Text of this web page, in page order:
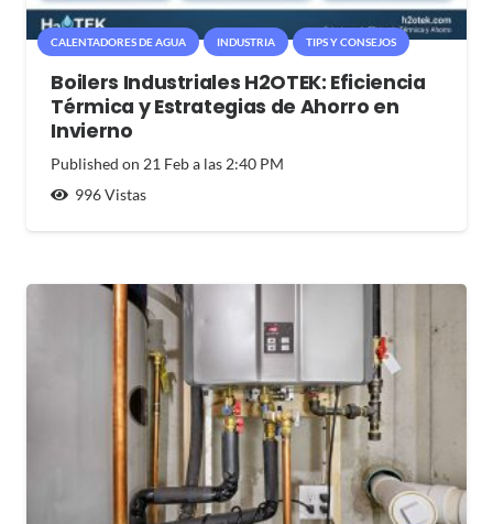
CALENTADORES DE AGUA INDUSTRIA TIPS Y CONSEJOS
Boilers Industriales H2OTEK: Eficiencia
Térmica y Estrategias de Ahorro en
Invierno
Published on 21 Feb a las 2:40 PM
996Vistas